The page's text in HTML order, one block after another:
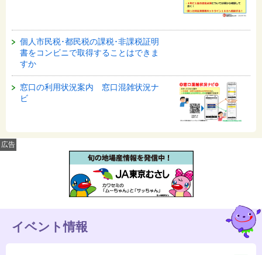
個人市民税･都民税の課税･非課税証明
書をコンビニで取得することはできま
すか
窓口の利用状況案内 窓口混雑状況ナ
ビ
広告
イベント情報